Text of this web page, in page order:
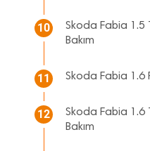
10
Skoda Fabia 1.5
Bakım
11 Skoda Fabia 1.6
12
Skoda Fabia 1.6
Bakım